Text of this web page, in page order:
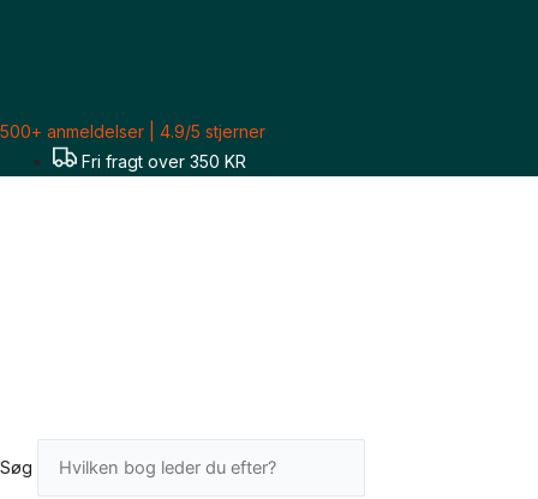
500+ anmeldelser | 4.9/5 stjerner
Fri fragt over 350 KR
Søg